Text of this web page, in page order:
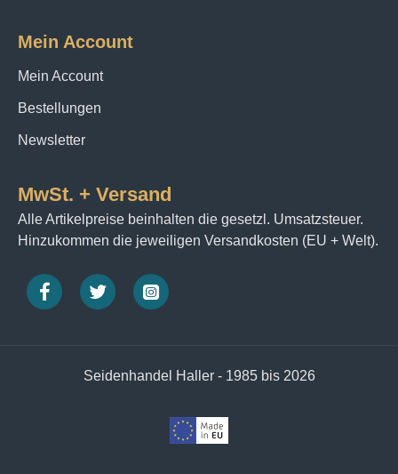
Mein Account
Mein Account
Bestellungen
Newsletter
MwSt. + Versand
Alle Artikelpreise beinhalten die gesetzl. Umsatzsteuer.
Hinzukommen die jeweiligen Versandkosten (EU + Welt).
Seidenhandel Haller - 1985 bis 2026